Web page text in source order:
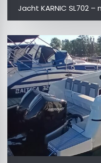
Jacht KARNIC SL702